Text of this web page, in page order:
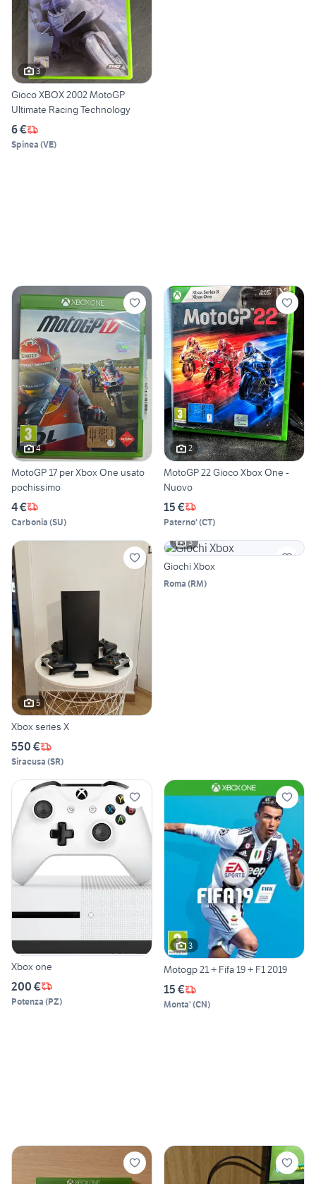
3
Gioco XBOX 2002 MotoGP
Ultimate Racing Technology
6 €
Spinea (VE)
4
MotoGP 17 per Xbox One usato
pochissimo
4 €
Carbonia (SU)
2
MotoGP 22 Gioco Xbox One -
Nuovo
15 €
Paterno' (CT)
5
Xbox series X
550 €
Siracusa (SR)
3
Giochi Xbox
Roma (RM)
Xbox one
200 €
Potenza (PZ)
3
Motogp 21 + Fifa 19 + F1 2019
15 €
Monta' (CN)